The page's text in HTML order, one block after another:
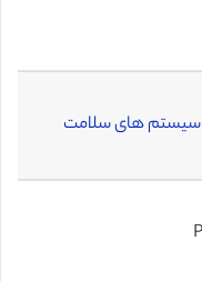
های سلامت